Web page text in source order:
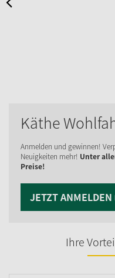
Käthe
Anmelden und gewinnen!
Neuigkeiten mehr! Unter
Preise!
JETZT ANMELDEN
Ihre